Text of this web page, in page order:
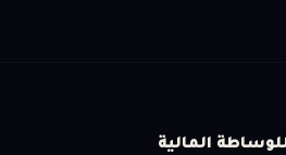
المالية